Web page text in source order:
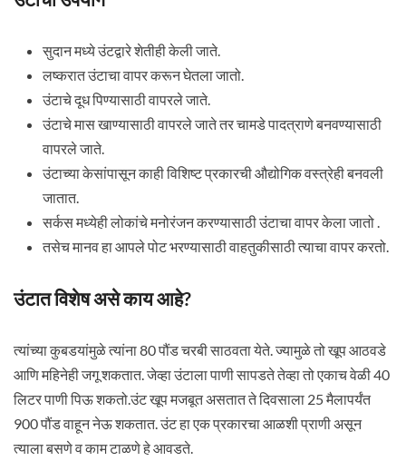
सुदान मध्ये उंटद्वारे शेतीही केली जाते.
लष्करात उंटाचा वापर करून घेतला जातो.
उंटाचे दूध पिण्यासाठी वापरले जाते.
उंटाचे मास खाण्यासाठी वापरले जाते तर चामडे पादत्राणे बनवण्यासाठी
वापरले जाते.
उंटाच्या केसांपासून काही विशिष्ट प्रकारची औद्योगिक वस्त्रेही बनवली
जातात.
सर्कस मध्येही लोकांचे मनोरंजन करण्यासाठी उंटाचा वापर केला जातो .
तसेच मानव हा आपले पोट भरण्यासाठी वाहतुकीसाठी त्याचा वापर करतो.
उंटात विशेष असे काय आहे?
त्यांच्या कुबडयांमुळे त्यांना 80 पौंड चरबी साठवता येते. ज्यामुळे तो खूप आठवडे
आणि महिनेही जगू शकतात. जेव्हा उंटाला पाणी सापडते तेव्हा तो एकाच वेळी 40
लिटर पाणी पिऊ शकतो.उंट खूप मजबूत असतात ते दिवसाला 25 मैलापर्यंत
900 पौंड वाहून नेऊ शकतात. उंट हा एक प्रकारचा आळशी प्राणी असून
त्याला बसणे व काम टाळणे हे आवडते.